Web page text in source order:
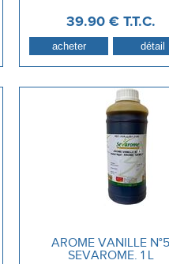
39.90 € T.T.C.
AROME VANILLE N°5
SEVAROME. 1 L